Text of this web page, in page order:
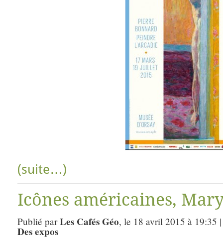
(suite…)
Icônes américaines,
Publié parLes Cafés Géo, le 18 avril 2015 à 19:35
Des expos